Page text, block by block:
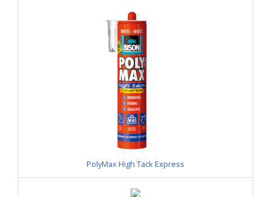
PolyMax High Tack Express